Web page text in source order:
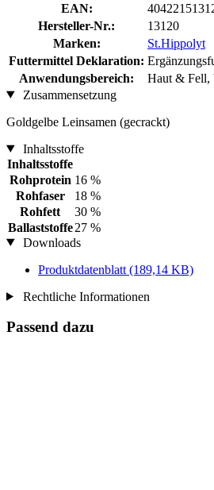
EAN:
Hersteller-Nr.:
13120
Marken:
St.Hippolyt
Futtermittel Deklaration:
Anwendungsbereich:
Haut & Fell,
Zusammensetzung
Goldgelbe Leinsamen (gecrackt)
Inhaltsstoffe
Inhaltsstoffe
Rohprotein 16 %
Rohfaser
18 %
Rohfett
30 %
Ballaststoffe 27 %
Downloads
Produktdatenblatt (189,14 KB)
Rechtliche Informationen
Passend dazu